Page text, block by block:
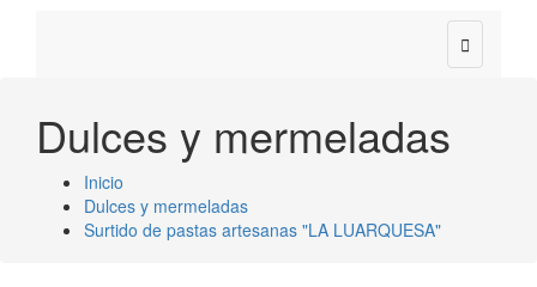

Dulces y mermeladas
Inicio
Dulces y mermeladas
Surtido de pastas artesanas "LA LUARQUESA"